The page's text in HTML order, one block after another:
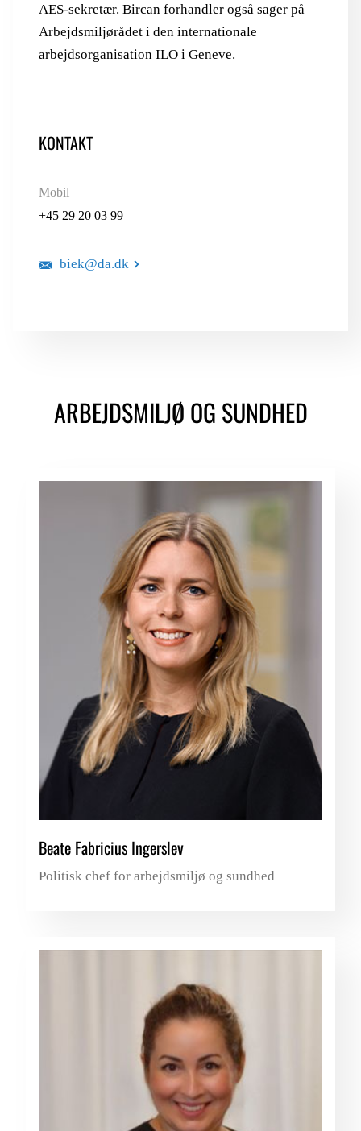
KONTAKT
Mobil
+45 29 20 03 99
biek@da.dk
AES-sekretær. Bircan forhandler også sager på
Arbejdsmiljørådet i den internationale
arbejdsorganisation ILO i Geneve.
ARBEJDSMILJØ OG SUNDHED
Beate Fabricius Ingerslev
Politisk chef for arbejdsmiljø og sundhed